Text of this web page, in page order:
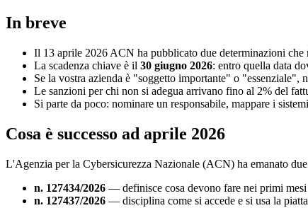
In breve
Il 13 aprile 2026 ACN ha pubblicato due determinazioni
La scadenza chiave è il 30 giugno 2026: entro quella data
Se la vostra azienda è "soggetto importante" o "essenziale",
Le sanzioni per chi non si adegua arrivano fino al 2% del
Si parte da poco: nominare un responsabile, mappare i
Cosa è successo ad aprile 2026
L'Agenzia per la Cybersicurezza Nazionale (ACN) ha emanato
n. 127434/2026 — definisce cosa devono fare nei primi
n. 127437/2026 — disciplina come si accede e si usa la